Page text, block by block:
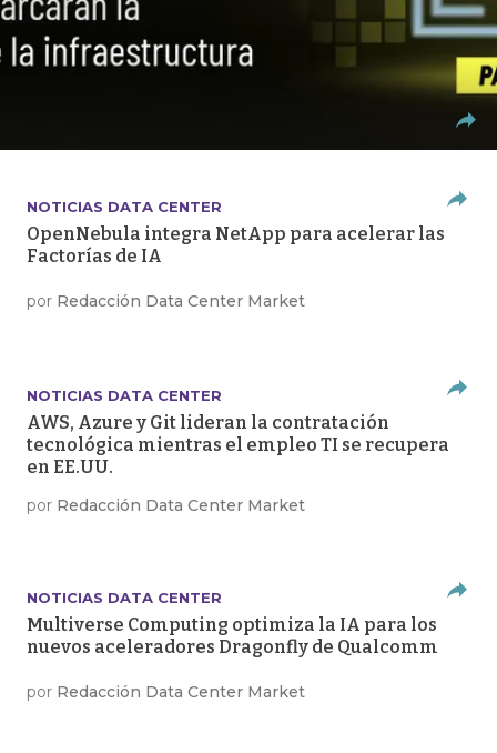
NOTICIAS DATA CENTER
OpenNebula integra NetApp para acelerar las
Factorías de IA
por Redacción Data Center Market
NOTICIAS DATA CENTER
AWS, Azure y Git lideran la contratación
tecnológica mientras el empleo TI se recupera
en EE.UU.
por Redacción Data Center Market
NOTICIAS DATA CENTER
Multiverse Computing optimiza la IA para los
nuevos aceleradores Dragonfly de Qualcomm
por Redacción Data Center Market